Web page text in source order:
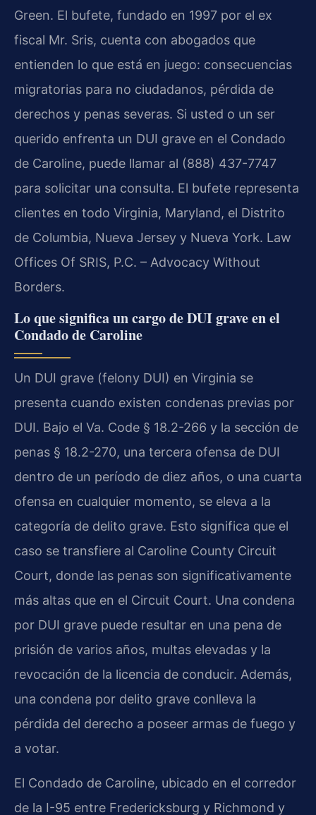
Green. El bufete, fundado en 1997 por el ex
fiscal Mr. Sris, cuenta con abogados que
entienden lo que está en juego: consecuencias
migratorias para no ciudadanos, pérdida de
derechos y penas severas. Si usted o un ser
querido enfrenta un DUI grave en el Condado
de Caroline, puede llamar al (888) 437-7747
para solicitar una consulta. El bufete representa
clientes en todo Virginia, Maryland, el Distrito
de Columbia, Nueva Jersey y Nueva York. Law
Offices Of SRIS, P.C. – Advocacy Without
Borders.
Lo que significa un cargo de DUI grave en el
Condado de Caroline
Un DUI grave (felony DUI) en Virginia se
presenta cuando existen condenas previas por
DUI. Bajo el Va. Code § 18.2-266 y la sección de
penas § 18.2-270, una tercera ofensa de DUI
dentro de un período de diez años, o una cuarta
ofensa en cualquier momento, se eleva a la
categoría de delito grave. Esto significa que el
caso se transfiere al Caroline County Circuit
Court, donde las penas son significativamente
más altas que en el Circuit Court. Una condena
por DUI grave puede resultar en una pena de
prisión de varios años, multas elevadas y la
revocación de la licencia de conducir. Además,
una condena por delito grave conlleva la
pérdida del derecho a poseer armas de fuego y
a votar.
El Condado de Caroline, ubicado en el corredor
de la I-95 entre Fredericksburg y Richmond y